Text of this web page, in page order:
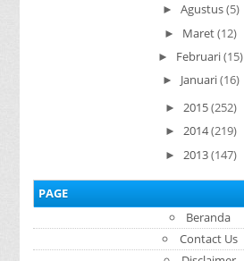
► Agustus(5)
► Maret(12)
► Februari(15)
► Januari(16)
► 2015(252)
► 2014(219)
► 2013(147)
PAGE
Beranda
Contact Us